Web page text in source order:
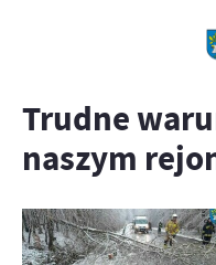
Trudne
naszym